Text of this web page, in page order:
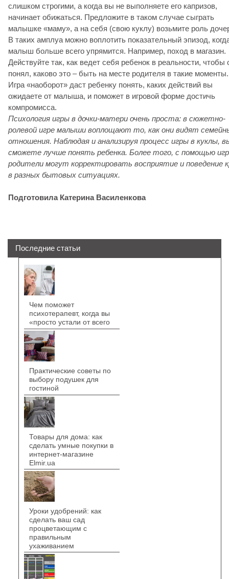
слишком строгими, а когда вы не выполняете его капризов,
начинает обижаться. Предложите в таком случае сыграть
малышке «маму», а на себя (свою куклу) возьмите роль
В таких амплуа можно воплотить показательный эпизод,
малыш больше всего упрямится. Например, поход в магазин.
Действуйте так, как ведет себя ребенок в реальности, чтобы
понял, каково это – быть на месте родителя в такие моменты.
Игра «наоборот» даст ребенку понять, каких действий вы
ожидаете от малыша, и поможет в игровой форме достичь
компромисса.
Психология игры в дочки-матери очень проста: в сюжетно-
ролевой игре малыши воплощают то, как они видят
отношения. Наблюдая и анализируя процесс игры в куклы,
сможете лучше понять ребенка. Более того, с помощью
родители могут корректировать восприятие и поведение
в разных бытовых ситуациях.
Подготовила Катерина Василенкова
Последние статьи
Чем поможет
психотерапевт, когда вы
«просто устали от всего
Практические советы по
выбору подушек для
гостиной
Товары для дома: как
сделать умные покупки в
интернет-магазине
Elmir.ua
Уроки удобрений: как
сделать ваш сад
процветающим с
правильным
ухаживанием